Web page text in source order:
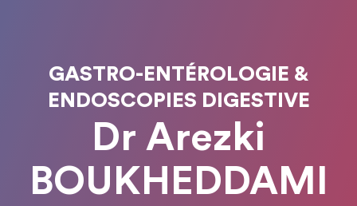
GASTRO-ENTÉROLOGIE &
ENDOSCOPIES DIGESTIVE
Dr Arezki
BOUKHEDDAMI